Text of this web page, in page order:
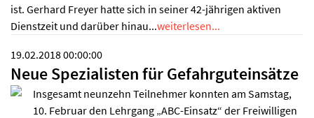
ist. Gerhard Freyer hatte sich in seiner 42-jährigen aktiven
Dienstzeit und darüber hinau...weiterlesen...
19.02.2018 00:00:00
Neue Spezialisten für Gefahrguteinsätze
Insgesamt neunzehn Teilnehmer konnten am Samstag,
10. Februar den Lehrgang „ABC-Einsatz“ der Freiwilligen